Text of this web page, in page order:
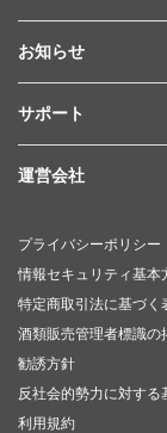
お知らせ
サポート
運営会社
プライバシーポリシー
情報セキュリティ基本
特定商取引法に基づく
酒類販売管理者標識の
勧誘方針
反社会的勢力に対する
利用規約